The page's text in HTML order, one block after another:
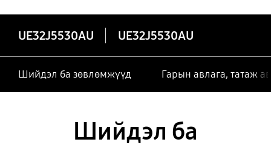
UE32J5530AU UE32J5530AU
Шийдэл ба зөвлөмжүүд Гарын авлага, татаж
Шийдэл ба